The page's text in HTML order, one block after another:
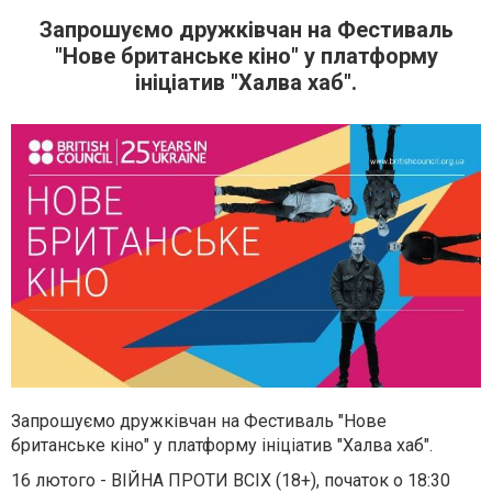
Запрошуємо дружківчан на Фестиваль
"Нове британське кіно" у платформу
ініціатив "Халва хаб".
Запрошуємо дружківчан на Фестиваль "Нове
британське кіно" у платформу ініціатив "Халва хаб".
16 лютого - ВІЙНА ПРОТИ ВСІХ (18+), початок о 18:30